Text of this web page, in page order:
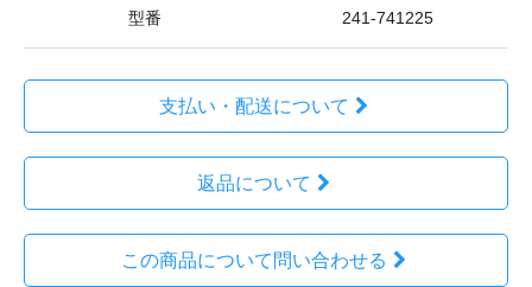
型番 241-741225
支払い・配送について
返品について
この商品について問い合わせる